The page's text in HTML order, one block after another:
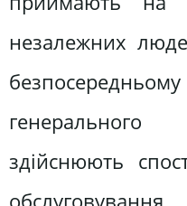
незалежних
здійснюють